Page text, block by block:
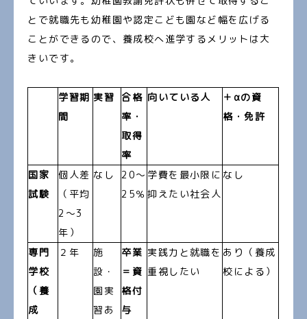
とで就職先も幼稚園や認定こども園など幅を広げる
ことができるので、養成校へ進学するメリットは大
きいです。
学習期
間
実習
合格
率・
取得
率
向いている人
＋αの資
格・免許
国家
試験
個人差
（平均
2〜3
年）
なし
20〜
25％
学費を最小限に
抑えたい社会人
なし
専門
学校
（養
成
２年
施
設・
園実
習あ
卒業
＝資
格付
与
実践力と就職を
重視したい
あり（養成
校による）